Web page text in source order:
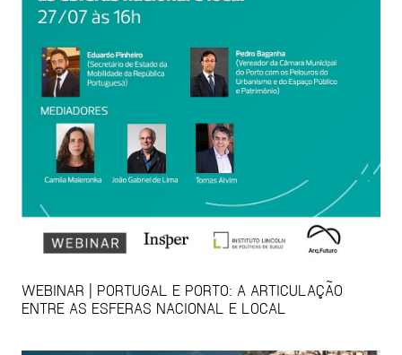
WEBINAR | PORTUGAL E PORTO: A ARTICULAÇÃO
ENTRE AS ESFERAS NACIONAL E LOCAL